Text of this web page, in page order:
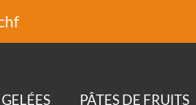
PÂTES DE FRUITS